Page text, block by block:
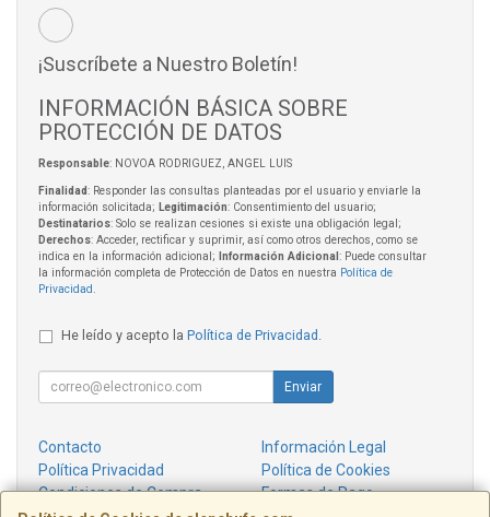
¡Suscríbete a Nuestro Boletín!
INFORMACIÓN BÁSICA SOBRE
PROTECCIÓN DE DATOS
Responsable: NOVOA RODRIGUEZ, ANGEL LUIS
Finalidad: Responder las consultas planteadas por el usuario y enviarle la
información solicitada; Legitimación: Consentimiento del usuario;
Destinatarios: Solo se realizan cesiones si existe una obligación legal;
Derechos: Acceder, rectificar y suprimir, así como otros derechos, como se
indica en la información adicional;
Información Adicional : Puede consultar
la información completa de Protección de Datos en nuestra Política de
Privacidad
He leído y acepto la Política de Privacidad .
Enviar
Contacto
Información Legal
Política Privacidad
Política de Cookies
Condiciones de Compra
Formas de Pago